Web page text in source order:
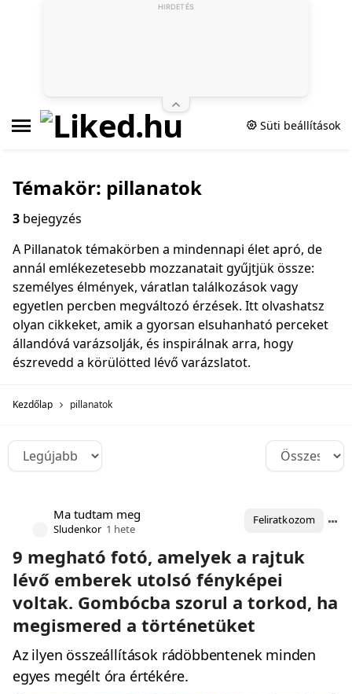
Süti beállítások
Témakör: pillanatok
3 bejegyzés
A Pillanatok témakörben a mindennapi élet apró, de
annál emlékezetesebb mozzanatait gyűjtjük össze:
személyes élmények, váratlan találkozások vagy
egyetlen percben megváltozó érzések. Itt olvashatsz
olyan cikkeket, amik a gyorsan elsuhanható perceket
állandóvá varázsolják, és inspirálnak arra, hogy
észrevedd a körülötted lévő varázslatot.
Kezdőlap pillanatok
Ma tudtam meg
Sludenkor 1 hete
Feliratkozom
9 megható fotó, amelyek a rajtuk
lévő emberek utolsó fényképei
voltak. Gombócba szorul a torkod, ha
megismered a történetüket
Az ilyen összeállítások rádöbbentenek minden
egyes megélt óra értékére.
HIRDETÉS